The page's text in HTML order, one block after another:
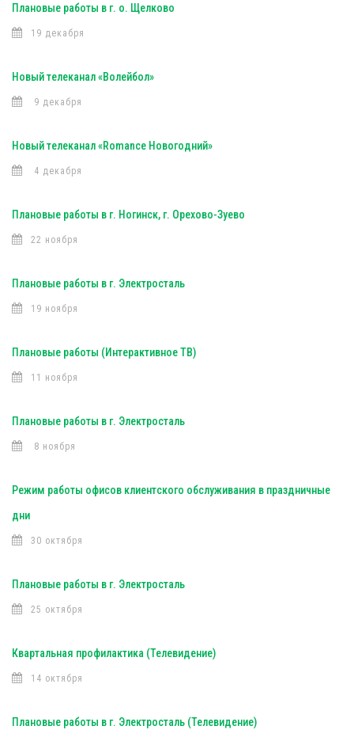
Плановые работы в г. о. Щелково
19 декабря
Новый телеканал «Волейбол»
9 декабря
Новый телеканал «Romance Новогодний»
4 декабря
Плановые работы в г. Ногинск, г. Орехово-Зуево
22 ноября
Плановые работы в г. Электросталь
19 ноября
Плановые работы (Интерактивное ТВ)
11 ноября
Плановые работы в г. Электросталь
8 ноября
Режим работы офисов клиентского обслуживания в праздничные
дни
30 октября
Плановые работы в г. Электросталь
25 октября
Квартальная профилактика (Телевидение)
14 октября
Плановые работы в г. Электросталь (Телевидение)